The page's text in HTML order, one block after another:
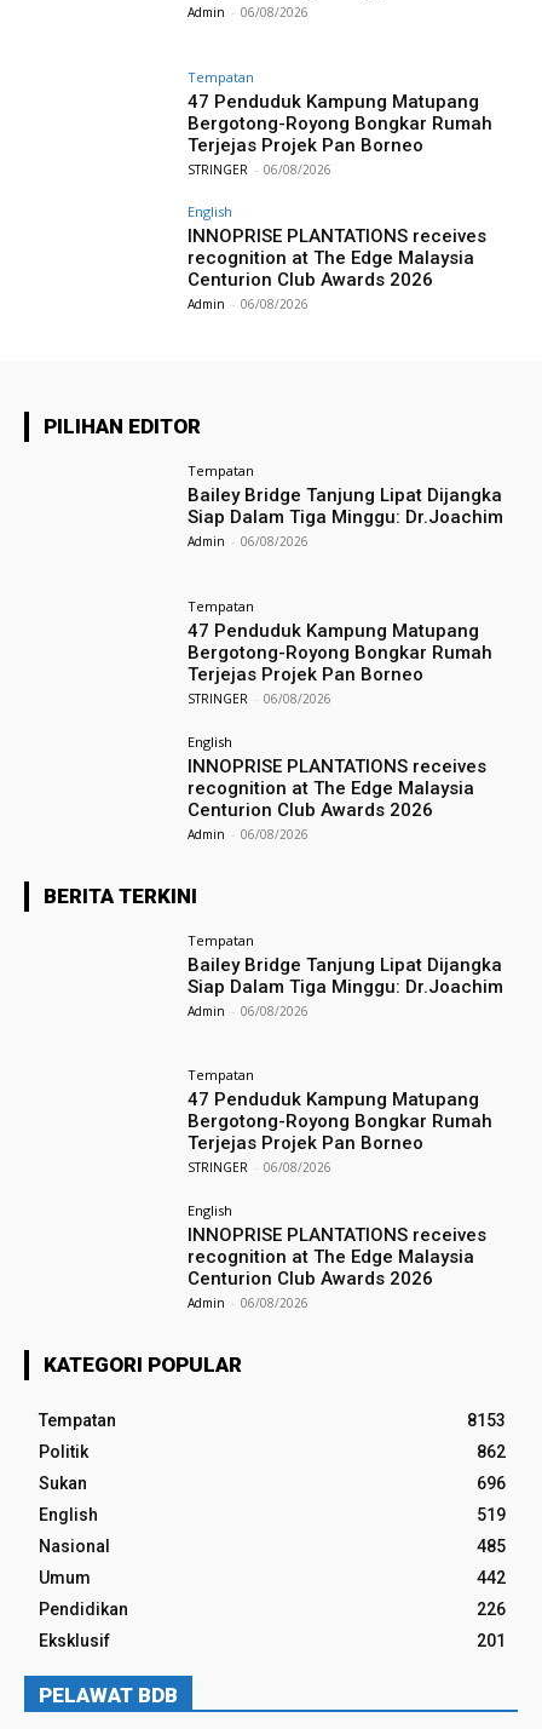
Admin - 06/08/2026
Tempatan
47 Penduduk Kampung Matupang
Bergotong-Royong Bongkar Rumah
Terjejas Projek Pan Borneo
STRINGER - 06/08/2026
English
INNOPRISE PLANTATIONS receives
recognition at The Edge Malaysia
Centurion Club Awards 2026
Admin - 06/08/2026
PILIHAN EDITOR
Tempatan
Bailey Bridge Tanjung Lipat Dijangka
Siap Dalam Tiga Minggu: Dr.Joachim
Admin - 06/08/2026
Tempatan
47 Penduduk Kampung Matupang
Bergotong-Royong Bongkar Rumah
Terjejas Projek Pan Borneo
STRINGER - 06/08/2026
English
INNOPRISE PLANTATIONS receives
recognition at The Edge Malaysia
Centurion Club Awards 2026
Admin - 06/08/2026
BERITA TERKINI
Tempatan
Bailey Bridge Tanjung Lipat Dijangka
Siap Dalam Tiga Minggu: Dr.Joachim
Admin - 06/08/2026
Tempatan
47 Penduduk Kampung Matupang
Bergotong-Royong Bongkar Rumah
Terjejas Projek Pan Borneo
STRINGER - 06/08/2026
English
INNOPRISE PLANTATIONS receives
recognition at The Edge Malaysia
Centurion Club Awards 2026
Admin - 06/08/2026
KATEGORI POPULAR
Tempatan
8153
Politik
862
Sukan
696
English
519
Nasional
485
Umum
442
Pendidikan
226
Eksklusif
201
PELAWAT BDB